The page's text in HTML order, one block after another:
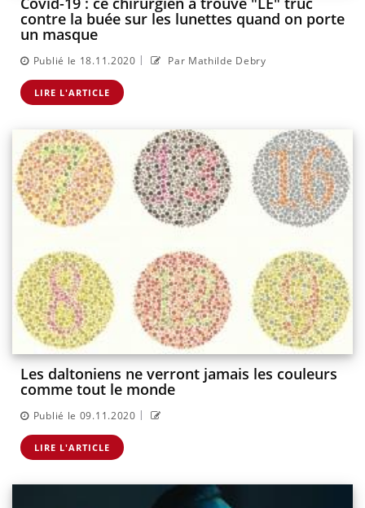
contre la buée sur les lunettes quand on porte
un masque
Publié le 18.11.2020 | Par Mathilde Debry
LIRE L'ARTICLE
Les daltoniens ne verront jamais les couleurs
comme tout le monde
Publié le 09.11.2020 |
LIRE L'ARTICLE